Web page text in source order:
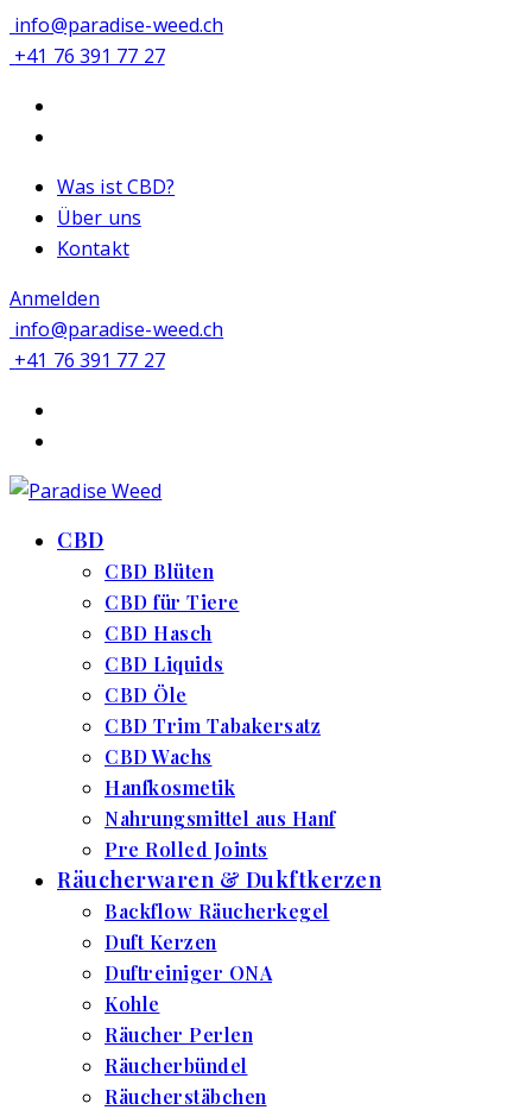
info@paradise-weed.ch
+41 76 391 77 27
Was ist CBD?
Über uns
Kontakt
Anmelden
info@paradise-weed.ch
+41 76 391 77 27
CBD
CBD Blüten
CBD für Tiere
CBD Hasch
CBD Liquids
CBD Öle
CBD Trim Tabakersatz
CBD Wachs
Hanfkosmetik
Nahrungsmittel aus Hanf
Pre Rolled Joints
Räucherwaren & Dukftkerzen
Backflow Räucherkegel
Duft Kerzen
Duftreiniger ONA
Kohle
Räucher Perlen
Räucherbündel
Räucherstäbchen